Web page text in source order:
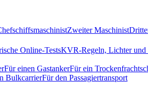
Zweiter Maschinist
Online-TestsKVR-Regeln, Lichter und
Für einen GastankerFür ein
BulkcarrierFür den Passagiertransport